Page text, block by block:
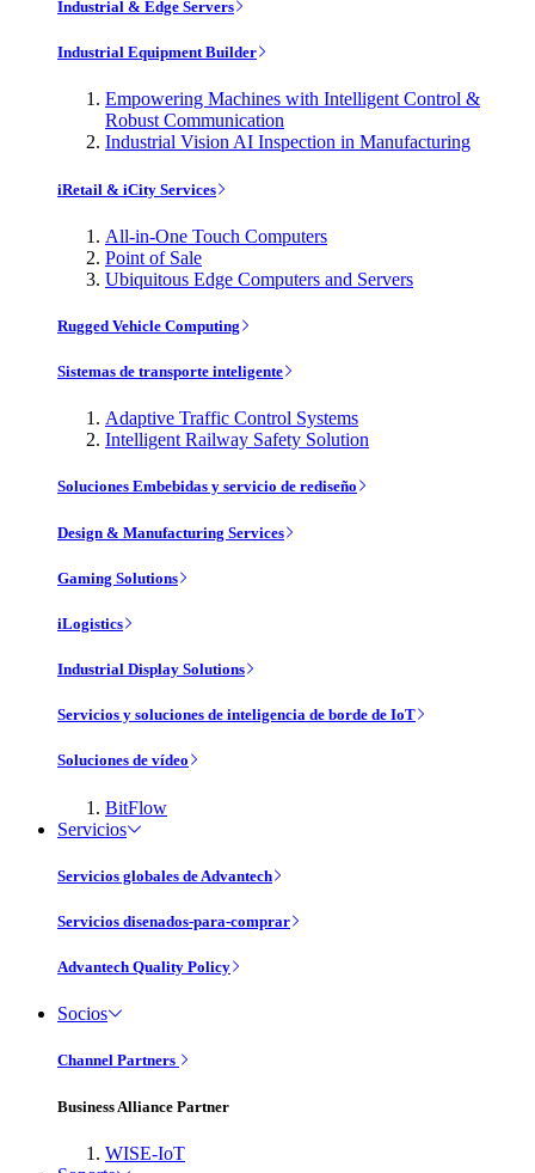
Industrial & Edge Servers
Industrial Equipment Builder
Empowering Machines with Intelligent Control &
Robust Communication
Industrial Vision AI Inspection in Manufacturing
iRetail & iCity Services
All-in-One Touch Computers
Point of Sale
Ubiquitous Edge Computers and Servers
Rugged Vehicle Computing
Sistemas de transporte inteligente
Adaptive Traffic Control Systems
Intelligent Railway Safety Solution
Soluciones Embebidas y servicio de rediseño
Design & Manufacturing Services
Gaming Solutions
iLogistics
Industrial Display Solutions
Servicios y soluciones de inteligencia de borde de IoT
Soluciones de vídeo
BitFlow
Servicios
Servicios globales de Advantech
Servicios disenados-para-comprar
Advantech Quality Policy
Socios
Channel Partners
Business Alliance Partner
WISE-IoT